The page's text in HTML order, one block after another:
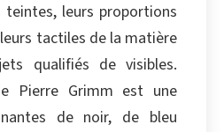
teintes, leurs proportions
tactiles de la matière
qualifiés de visibles.
Pierre Grimm est une
de noir, de bleu